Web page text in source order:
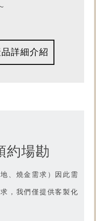
詳細介紹
約場勘
、燒金需求）因此需
，我們僅提供客製化